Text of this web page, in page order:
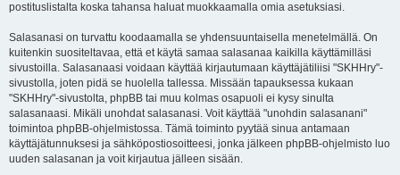
postituslistalta koska tahansa haluat muokkaamalla omia asetuksiasi.
Salasanasi on turvattu koodaamalla se yhdensuuntaisella menetelmällä. On
kuitenkin suositeltavaa, että et käytä samaa salasanaa kaikilla käyttämilläsi
sivustoilla. Salasanaasi voidaan käyttää kirjautumaan käyttäjätiliisi "SKHHry"-
sivustolla, joten pidä se huolella tallessa. Missään tapauksessa kukaan
"SKHHry"-sivustolta, phpBB tai muu kolmas osapuoli ei kysy sinulta
salasanaasi. Mikäli unohdat salasanasi. Voit käyttää "unohdin salasanani"
toimintoa phpBB-ohjelmistossa. Tämä toiminto pyytää sinua antamaan
käyttäjätunnuksesi ja sähköpostiosoitteesi, jonka jälkeen phpBB-ohjelmisto luo
uuden salasanan ja voit kirjautua jälleen sisään.